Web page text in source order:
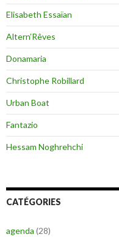
Elisabeth Essaïan
Altern’Rêves
Donamaria
Christophe Robillard
Urban Boat
Fantazio
Hessam Noghrehchi
CATÉGORIES
agenda (28)